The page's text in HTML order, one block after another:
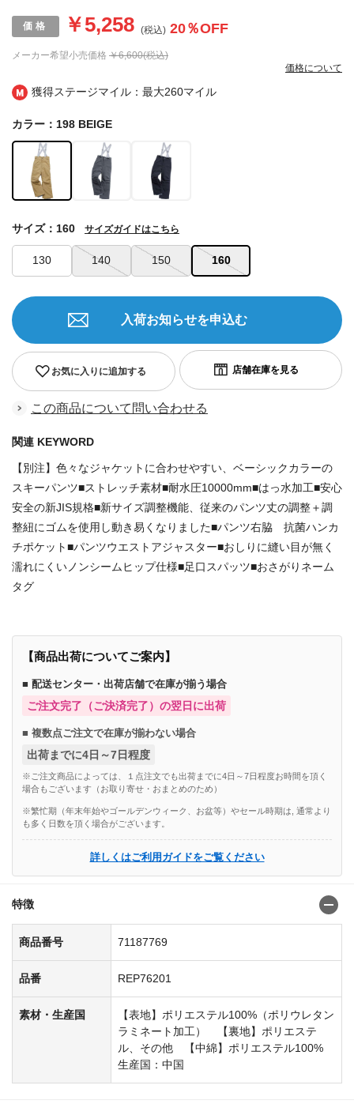
獲得ステージマイル：最大260マイル
メーカー希望小売価格 ￥6,600(税込)
￥5,258 (税込) 20％OFF
価格について
カラー：198 BEIGE
130 140 150 160
サイズ：160 サイズガイドはこちら
お気に入りに追加する
入荷お知らせを申込む
この商品について問い合わせる
関連 KEYWORD
【別注】色々なジャケットに合わせやすい、ベーシックカラーの
スキーパンツ■ストレッチ素材■耐水圧10000mm■はっ水加工■安心
安全の新JIS規格■新サイズ調整機能、従来のパンツ丈の調整＋調
整紐にゴムを使用し動き易くなりました■パンツ右脇 抗菌ハンカ
チポケット■パンツウエストアジャスター■おしりに縫い目が無く
濡れにくいノンシームヒップ仕様■足口スパッツ■おさがりネーム
タグ
【商品出荷についてご案内】
■ 配送センター・出荷店舗で在庫が揃う場合
ご注文完了（ご決済完了）の翌日に出荷
■ 複数点ご注文で在庫が揃わない場合
出荷までに4日～7日程度
※ご注文商品によっては、１点注文でも出荷までに4日～7日程度お時間を頂く
場合もございます（お取り寄せ・おまとめのため）
※繁忙期（年末年始やゴールデンウィーク、お盆等）やセール時期は, 通常より
も多く日数を頂く場合がございます。
詳しくはご利用ガイドをご覧ください
特徴
商品番号 71187769
品番 REP76201
素材・生産国
【表地】ポリエステル100%（ポリウレタン
ラミネート加工） 【裏地】ポリエステ
ル、その他 【中綿】ポリエステル100%
生産国：中国